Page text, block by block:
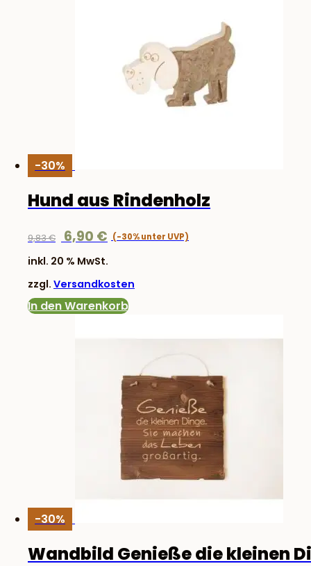
-30%
Hund aus Rindenholz
9,83€
Ursprünglicher
war:
9,83 €
6,90 €
inkl. 20 % MwSt.
zzgl. Versandkosten
In den Warenkorb
-30%
Wandbild Genieße die kleinen